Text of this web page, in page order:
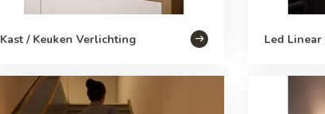
Kast / Keuken Verlichting Led Linear